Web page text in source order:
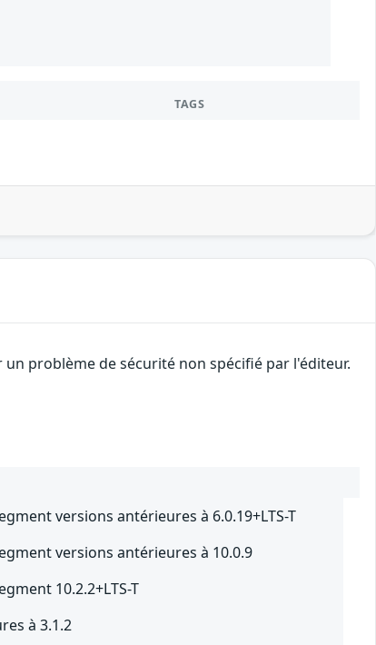
TAGS
problème de sécurité non spécifié par l'éditeur.
versions antérieures à 6.0.19+LTS-T
versions antérieures à 10.0.9
10.2.2+LTS-T
à 3.1.2